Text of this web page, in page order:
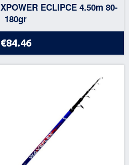
ECLIPCE 4.50m 80-
180gr
€84.46